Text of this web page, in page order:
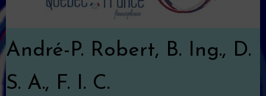
André-P. Robert, B. Ing., D.
S. A., F. I. C.